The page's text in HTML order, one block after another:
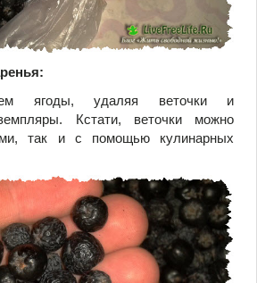
ягоды, удаляя веточки и
Кстати, веточки можно
так и с помощью кулинарных